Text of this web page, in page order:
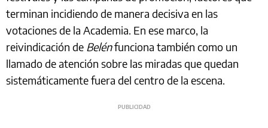
terminan incidiendo de manera decisiva en las
votaciones de la Academia. En ese marco, la
reivindicación de Belénfunciona también como un
llamado de atención sobre las miradas que quedan
sistemáticamente fuera del centro de la escena.